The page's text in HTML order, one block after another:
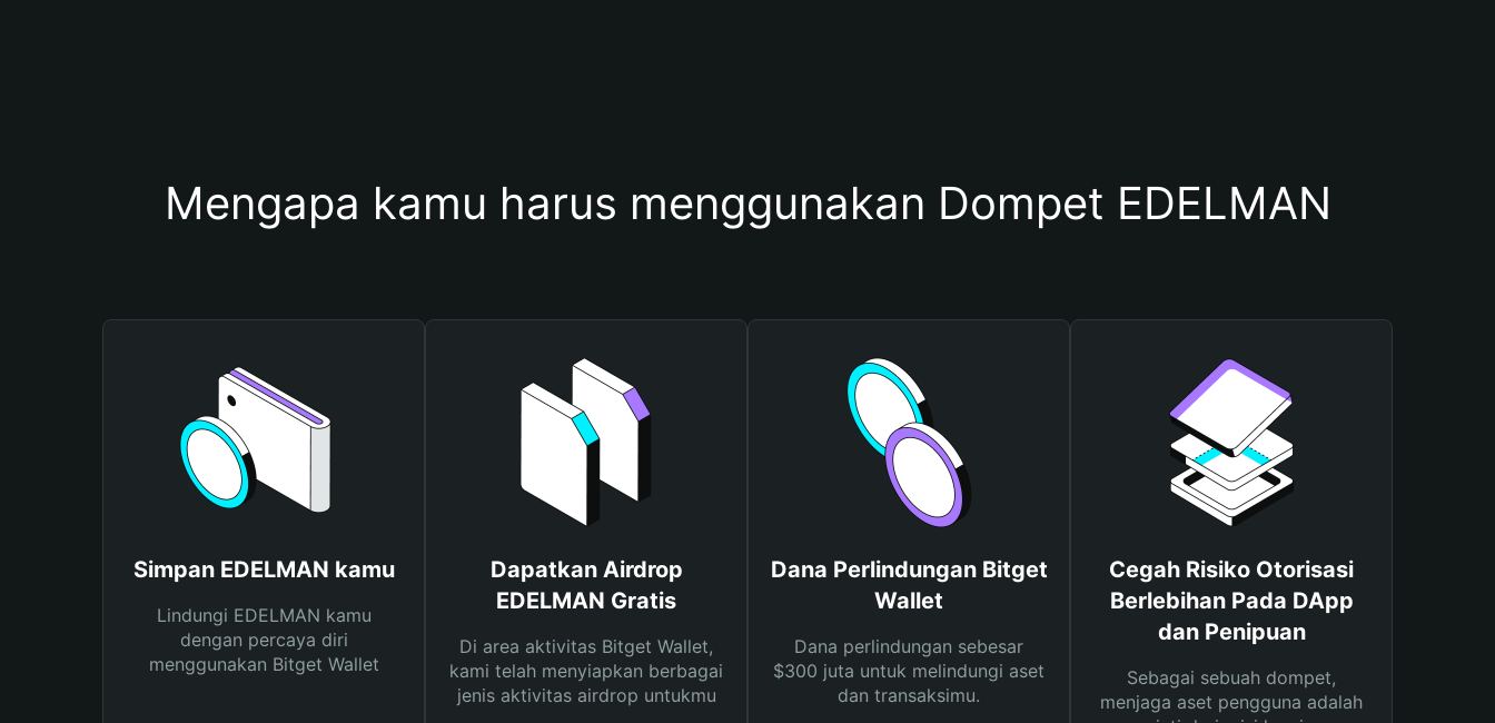
Mengapa kamu harus menggunakan Dompet EDELMAN
Simpan EDELMAN kamu
Lindungi EDELMAN kamu
dengan percaya diri
menggunakan Bitget Wallet
Dapatkan Airdrop
EDELMAN Gratis
Di area aktivitas Bitget Wallet,
kami telah menyiapkan berbagai
jenis aktivitas airdrop untukmu
Dana Perlindungan Bitget
Wallet
Dana perlindungan sebesar
$300 juta untuk melindungi aset
dan transaksimu.
Cegah Risiko Otorisasi
Berlebihan Pada DApp
dan Penipuan
Sebagai sebuah dompet,
menjaga aset pengguna adalah